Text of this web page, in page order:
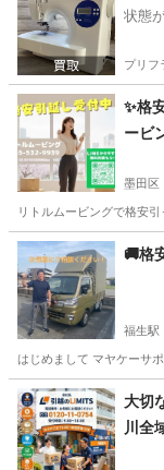
状態
プリフ
✨格
ービ
墨田区
リトルムービングで格安
東京 墨田区 引っ
🚚格
福生駅
はじめまして マヤケーサ
東京 福生市 福生
大切
川全